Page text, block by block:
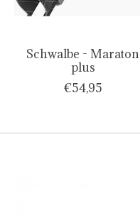
Schwalbe - Maraton
plus
€54,95